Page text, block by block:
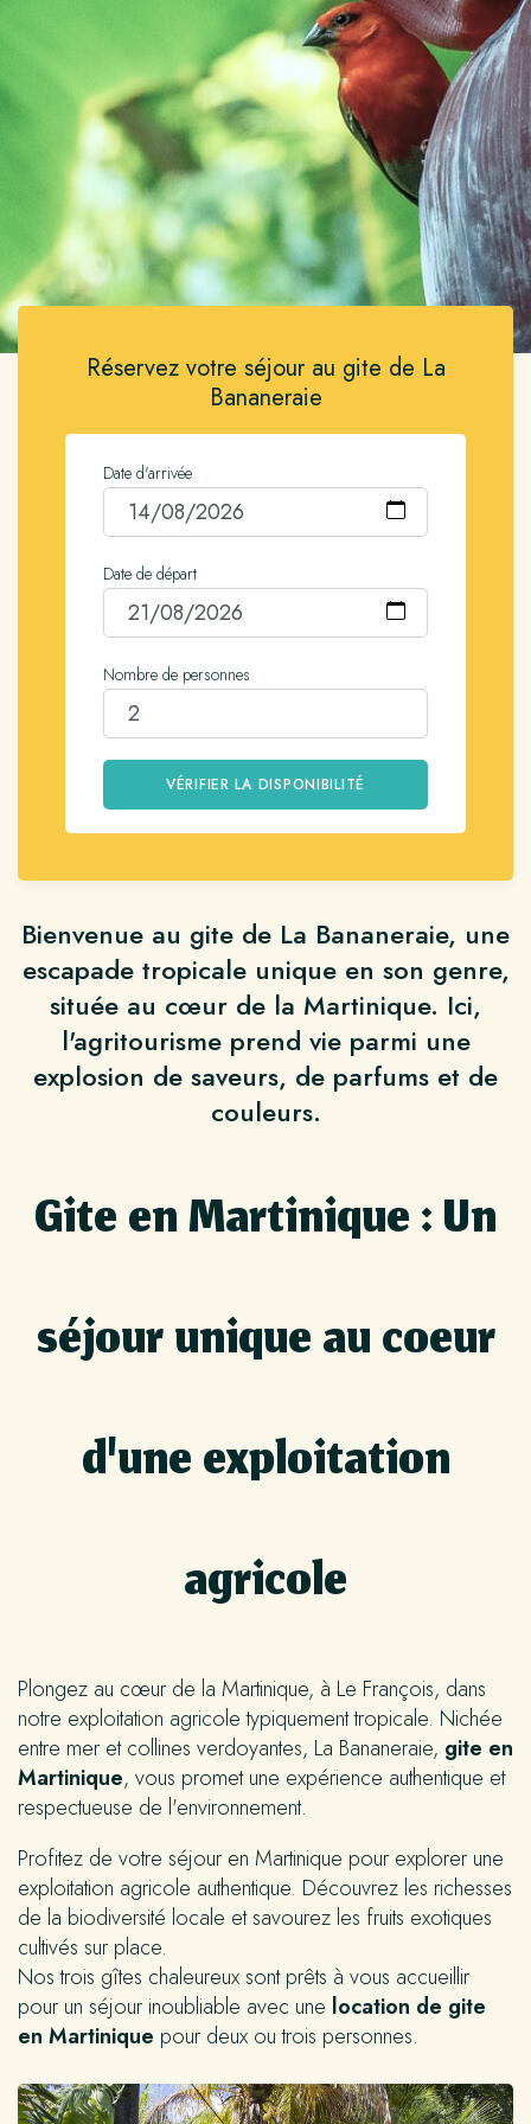
Réservez votre séjour au gite de La
Bananeraie
Date d'arrivée
Date de départ
Nombre de personnes
VÉRIFIER LA DISPONIBILITÉ
Bienvenue au gite de La Bananeraie, une
escapade tropicale unique en son genre,
située au cœur de la Martinique. Ici,
l'agritourisme prend vie parmi une
explosion de saveurs, de parfums et de
couleurs.
Gite en Martinique : Un
séjour uniqueau coeur
d'une exploitation
agricole
Plongez au cœur de la Martinique, à Le François, dans
notre exploitation agricole typiquement tropicale. Nichée
entre mer et collines verdoyantes, La Bananeraie, gite en
Martinique, vous promet une expérience authentique et
respectueuse de l'environnement.
Profitez de votre séjour en Martinique pour explorer une
exploitation agricole authentique. Découvrez les richesses
de la biodiversité locale et savourez les fruits exotiques
cultivés sur place.
Nos trois gîtes chaleureux sont prêts à vous accueillir
pour un séjour inoubliable avec une location de gite
en Martinique pour deux ou trois personnes.